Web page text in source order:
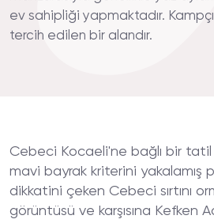
ev sahipliği yapmaktadır.
tercih edilen bir alandır.
Cebeci Kocaeli'ne bağlı bir tatil
mavi bayrak kriterini yakalamış
dikkatini çeken Cebeci sırtını
görüntüsü ve karşısına Kefken